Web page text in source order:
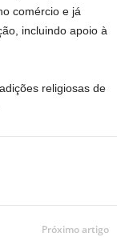
comércio e já
incluindo apoio à
religiosas de
Próximo artigo